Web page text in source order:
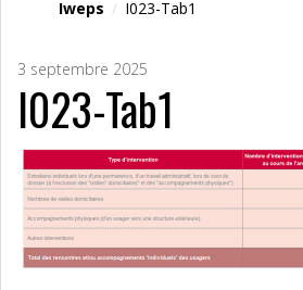
Iweps / I023-Tab1
3 septembre 2025
I023-Tab1